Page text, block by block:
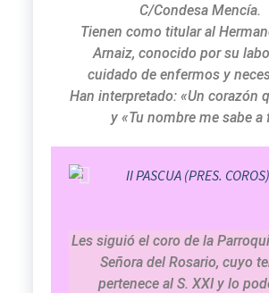
C/Condesa Mencía.
Tienen como titular al
Arnaiz, conocido por su
cuidado de enfermos y
Han interpretado: «Un corazón
y «Tu nombre me sabe a
Les siguió el coro de la
Señora del Rosario, cuyo
pertenece al S. XXI y lo